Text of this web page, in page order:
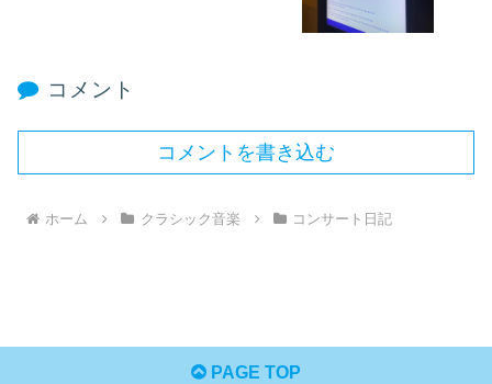
コメント
コメントを書き込む
ホーム クラシック音楽 コンサート日記
PAGE TOP